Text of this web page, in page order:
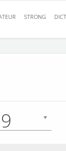
STRONG